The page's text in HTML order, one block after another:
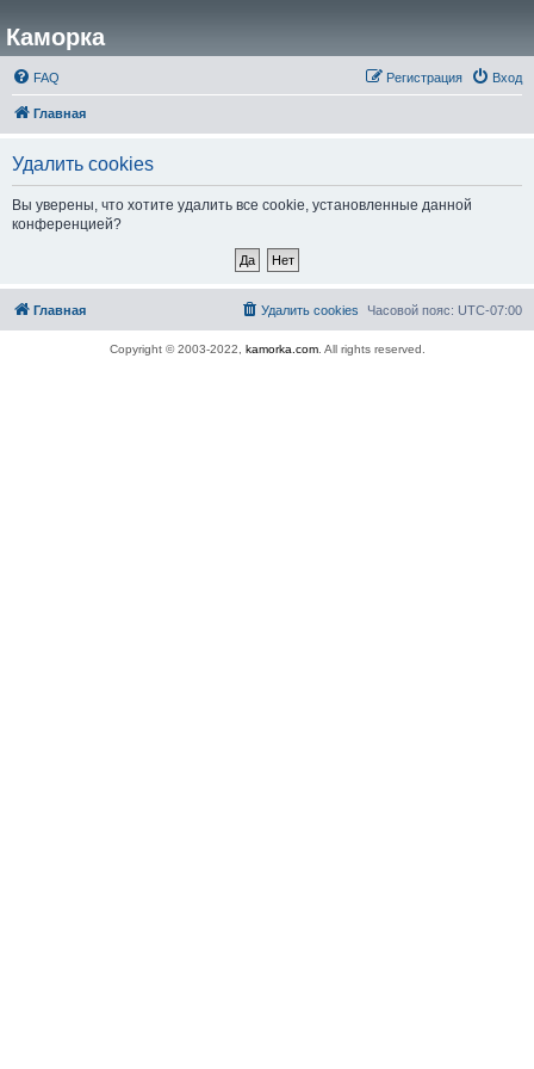
Каморка
FAQ Вход
Регистрация
Главная
Удалить cookies
Вы уверены, что хотите удалить все cookie, установленные данной
конференцией?
Главная Часовой пояс: UTC-07:00
Удалить cookies
Copyright © 2003-2022, kamorka.com. All rights reserved.